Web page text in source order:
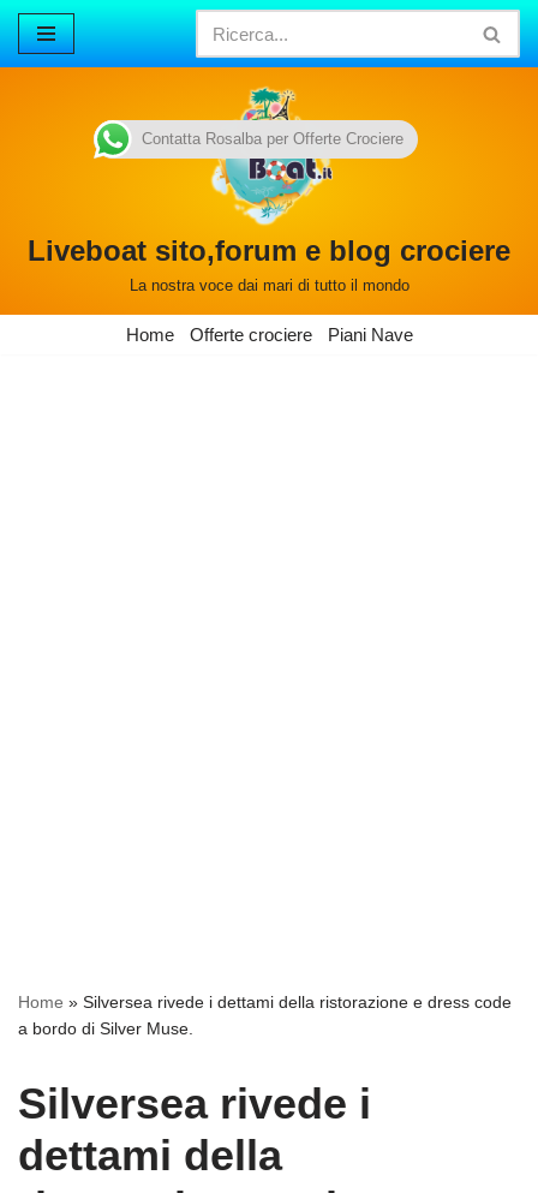
Vai
Liveboat sito,forum e blog crociere
La nostra voce dai mari di tutto il mondo
Home Offerte crociere Piani Nave
Home » Silversea rivede i dettami della ristorazione e dress code
a bordo di Silver Muse.
Silversea rivede i
dettami della
Contatta Rosalba per Offerte Crociere